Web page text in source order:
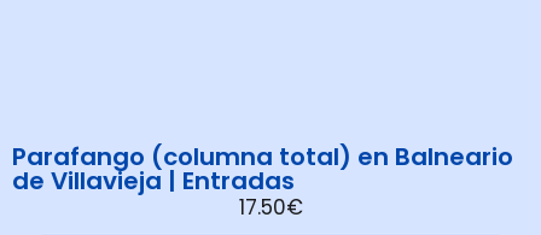
Parafango (columna total) en Balneario
de Villavieja | Entradas
17.50€